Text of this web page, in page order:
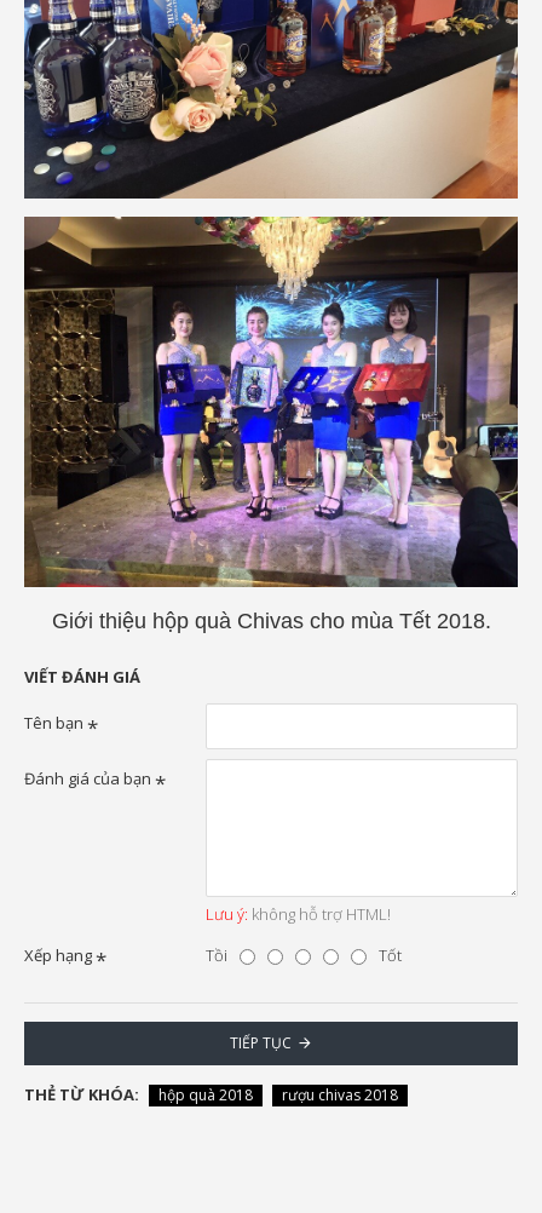
Giới thiệu hộp quà Chivas cho mùa Tết 2018.
VIẾT ĐÁNH GIÁ
Tên bạn
Đánh giá của bạn
Lưu ý: không hỗ trợ HTML!
Xếp hạng
Tồi Tốt
TIẾP TỤC
THẺ TỪ KHÓA: hộp quà 2018 rượu chivas 2018